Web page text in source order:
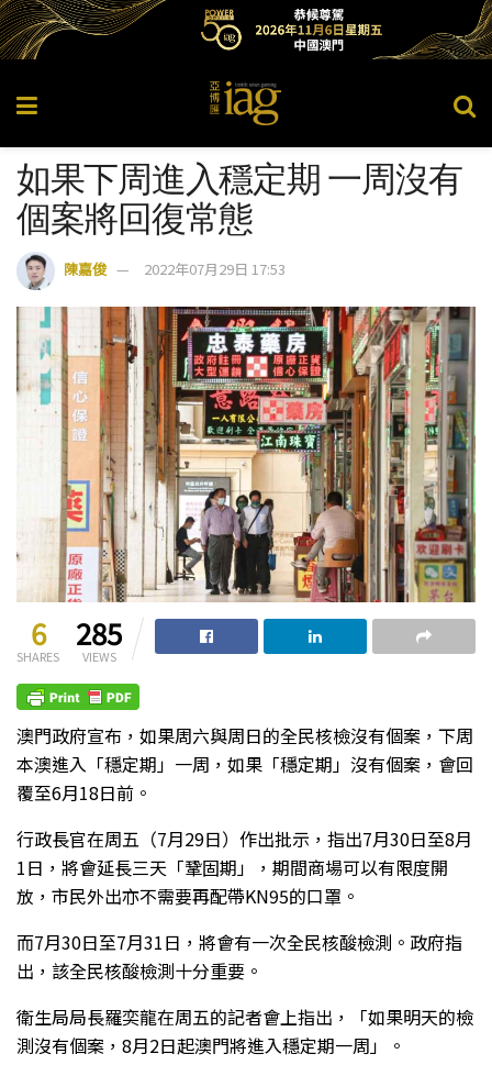
如果下周進入穩定期 一周沒有
個案將回復常態
陳嘉俊 2022年07月29日 17:53
6
SHARES
285
VIEWS
澳門政府宣布，如果周六與周日的全民核檢沒有個案，下周
本澳進入「穩定期」一周，如果「穩定期」沒有個案，會回
覆至6月18日前。
行政長官在周五（7月29日）作出批示，指出7月30日至8月
1日，將會延長三天「鞏固期」，期間商場可以有限度開
放，市民外出亦不需要再配帶KN95的口罩。
而7月30日至7月31日，將會有一次全民核酸檢測。政府指
出，該全民核酸檢測十分重要。
衛生局局長羅奕龍在周五的記者會上指出，「如果明天的檢
測沒有個案，8月2日起澳門將進入穩定期一周」。